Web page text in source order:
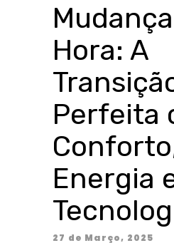
Hora: A
Perfeita
Energia
27 de Março, 2025